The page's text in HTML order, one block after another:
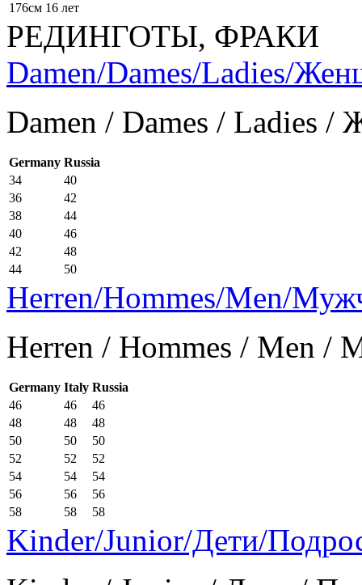
176см 16 лет
РЕДИНГОТЫ, ФРАКИ
Damen/Dames/Ladies/
Damen / Dames / Ladies
Germany Russia
34
40
36
42
38
44
40
46
42
48
44
50
Herren/Hommes/Men/
Herren / Hommes / Men /
Germany Italy Russia
46
46
46
48
48
48
50
50
50
52
52
52
54
54
54
56
56
56
58
58 58
Kinder/Junior/Дети/